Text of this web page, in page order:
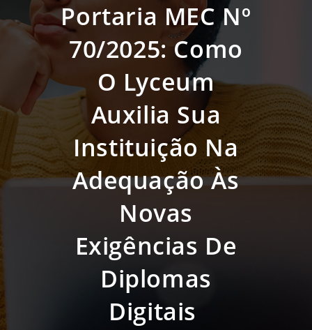
Portaria MEC Nº
70/2025: Como
O Lyceum
Auxilia Sua
Instituição Na
Adequação Às
Novas
Exigências De
Diplomas
Digitais